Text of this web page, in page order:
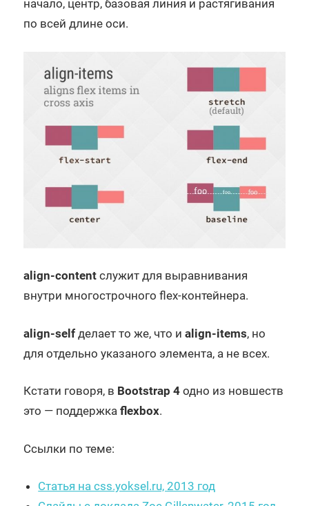
начало, центр, базовая линия и растягивания
по всей длине оси.
align-content служит для выравнивания
внутри многострочного flex-контейнера.
align-self делает то же, что и align-items, но
для отдельно указаного элемента, а не всех.
Кстати говоря, в Bootstrap 4 одно из новшеств
это — поддержка flexbox.
Ссылки по теме:
Статья на css.yoksel.ru, 2013 год